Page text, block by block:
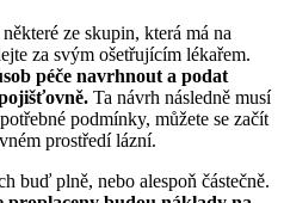
ze skupin, která má na
za svým ošetřujícím lékařem.
péče navrhnout a podat
Ta návrh následně musí
podmínky, můžete se začít
prostředí lázní.
buď plně, nebo alespoň částečně.